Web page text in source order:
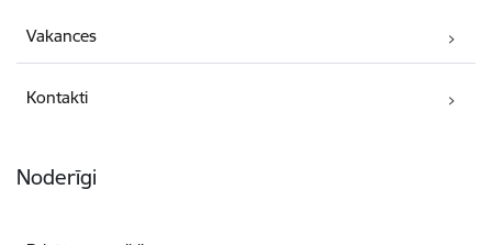
Vakances
Kontakti
Noderīgi